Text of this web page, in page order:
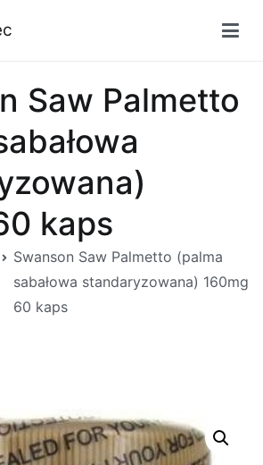
Saw Palmetto
kaps
Swanson Saw Palmetto (palma
sabałowa standaryzowana) 160mg
60 kaps